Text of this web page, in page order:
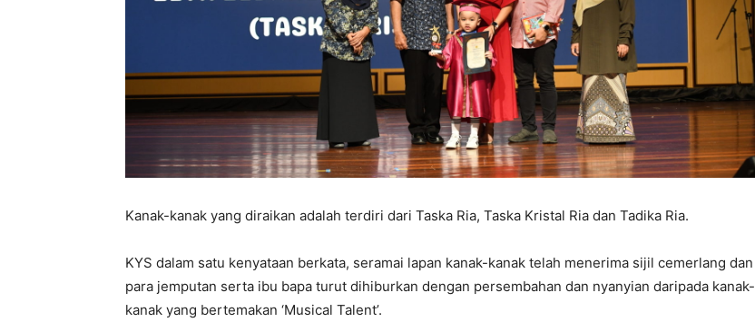
Kanak-kanak yang diraikan adalah terdiri dari Taska Ria, Taska Kristal Ria dan Tadika Ria.
KYS dalam satu kenyataan berkata, seramai lapan kanak-kanak telah menerima sijil cemerlang dan
para jemputan serta ibu bapa turut dihiburkan dengan persembahan dan nyanyian daripada kanak-
kanak yang bertemakan ‘Musical Talent’.